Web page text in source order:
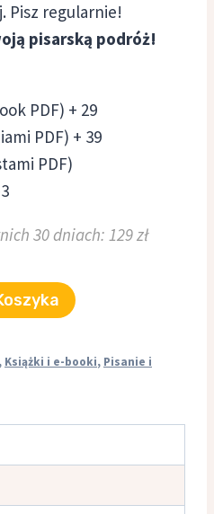
Pisz regularnie!
pisarską podróż!
PDF) + 29
PDF) + 39
PDF)
30 dniach: 129zł
, Książki i e-booki, Pisanie i